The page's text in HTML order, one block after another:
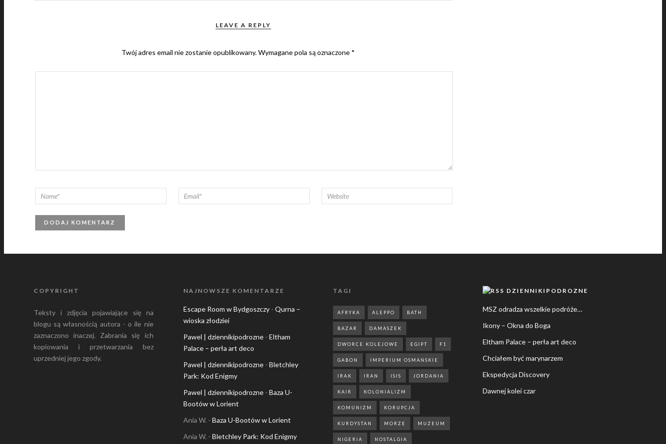
LEAVE A REPLY
Twój adres email nie zostanie opublikowany.Wymagane pola są oznaczone *
COPYRIGHT
Teksty i zdjęcia pojawiające się na
blogu są własnością autora - o ile nie
zaznaczono inaczej. Zabrania się ich
kopiowania i przetwarzania bez
uprzedniej jego zgody.
NAJNOWSZE KOMENTARZE
Escape Room w Bydgoszczy- Qurna –
wioska złodziei
Pawel | dziennikipodrozne- Eltham
Palace – perła art deco
Pawel | dziennikipodrozne- Bletchley
Park: Kod Enigmy
Pawel | dziennikipodrozne- Baza U-
Bootów w Lorient
Ania W. - Baza U-Bootów w Lorient
Ania W. - Bletchley Park: Kod Enigmy
TAGI
AFRYKA ALEPPO BATH
BAZAR DAMASZEK
DWORCE KOLEJOWE EGIPT F1
GABON IMPERIUM OSMAŃSKIE
IRAK IRAN ISIS JORDANIA
KAIR KOLONIALIZM
KOMUNIZM KORUPCJA
KURDYSTAN MORZE MUZEUM
NIGERIA NOSTALGIA
DZIENNIKIPODROZNE
MSZ odradza wszelkie podróże…
Ikony – Okna do Boga
Eltham Palace – perła art deco
Chciałem być marynarzem
Ekspedycja Discovery
Dawnej kolei czar